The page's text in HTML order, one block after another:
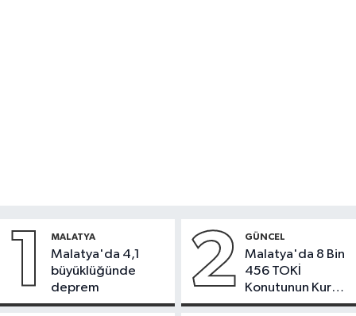
1 MALATYA
Malatya'da 4,1
büyüklüğünde
deprem
2 GÜNCEL
Malatya'da 8 Bin
456 TOKİ
Konutunun Kurası
Bugün Çekiliyor